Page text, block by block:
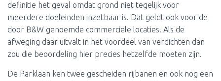
definitie het geval omdat grond niet tegelijk voor
meerdere doeleinden inzetbaar is. Dat geldt ook voor de
door B&W genoemde commerciële locaties. Als de
afweging daar uitvalt in het voordeel van verdichten dan
zou die beoordeling hier precies hetzelfde moeten zijn.
De Parklaan ken twee gescheiden rijbanen en ook nog een